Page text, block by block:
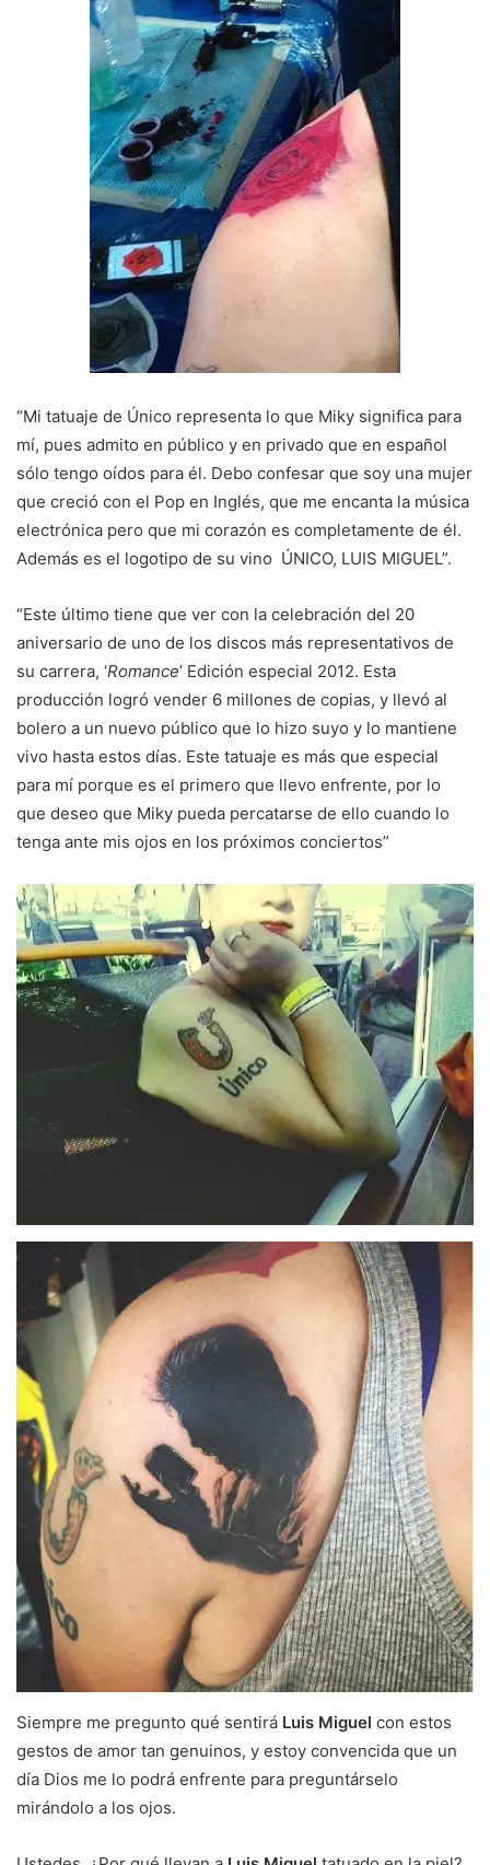
“Mi tatuaje de Único representa lo que Miky significa para
mí, pues admito en público y en privado que en español
sólo tengo oídos para él. Debo confesar que soy una mujer
que creció con el Pop en Inglés, que me encanta la música
electrónica pero que mi corazón es completamente de él.
Además es el logotipo de su vino ÚNICO, LUIS MIGUEL”.
“Este último tiene que ver con la celebración del 20
aniversario de uno de los discos más representativos de
su carrera, ‘Romance’ Edición especial 2012. Esta
producción logró vender 6 millones de copias, y llevó al
bolero a un nuevo público que lo hizo suyo y lo mantiene
vivo hasta estos días. Este tatuaje es más que especial
para mí porque es el primero que llevo enfrente, por lo
que deseo que Miky pueda percatarse de ello cuando lo
tenga ante mis ojos en los próximos conciertos”
Siempre me pregunto qué sentirá Luis Miguel con estos
gestos de amor tan genuinos, y estoy convencida que un
día Dios me lo podrá enfrente para preguntárselo
mirándolo a los ojos.